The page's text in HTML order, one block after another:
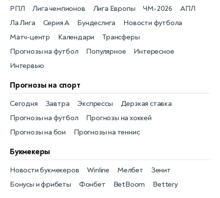
Новости футбола
РПЛ
Матч-центр
Лига чемпионов
Календари
Лига Европы
Трансферы
ЧМ-2026
Прогнозы на футбол
АПЛ
Популярное
Ла Лига
Интересное
Серия А
Интервью
Бундеслига
Прогнозы на спорт
Прогнозы на футбол
Сегодня
Прогнозы на хоккей
Завтра
Прогнозы на бои
Экспрессы
Прогнозы на теннис
Дерзкая ставка
Букмекеры
Бонусы и фрибеты
Новости букмекеров
Фонбет
Winline
BetBoom
Мелбет
Bettery
Зенит